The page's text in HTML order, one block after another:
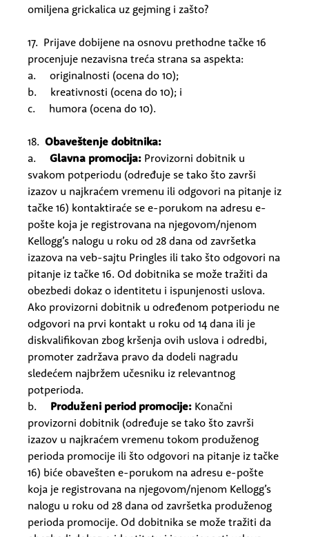
omiljena grickalica uz gejming i zašto?
17. Prijave dobijene na osnovu prethodne tačke 16
procenjuje nezavisna treća strana sa aspekta:
a. originalnosti (ocena do 10);
b. kreativnosti (ocena do 10); i
c. humora (ocena do 10).
18. Obaveštenje dobitnika:
a. Glavna promocija: Provizorni dobitnik u
svakom potperiodu (određuje se tako što završi
izazov u najkraćem vremenu ili odgovori na pitanje iz
tačke 16) kontaktiraće se e-porukom na adresu e-
pošte koja je registrovana na njegovom/njenom
Kellogg’s nalogu u roku od 28 dana od završetka
izazova na veb-sajtu Pringles ili tako što odgovori na
pitanje iz tačke 16. Od dobitnika se može tražiti da
obezbedi dokaz o identitetu i ispunjenosti uslova.
Ako provizorni dobitnik u određenom potperiodu ne
odgovori na prvi kontakt u roku od 14 dana ili je
diskvalifikovan zbog kršenja ovih uslova i odredbi,
promoter zadržava pravo da dodeli nagradu
sledećem najbržem učesniku iz relevantnog
potperioda.
b. Produženi period promocije: Konačni
provizorni dobitnik (određuje se tako što završi
izazov u najkraćem vremenu tokom produženog
perioda promocije ili što odgovori na pitanje iz tačke
16) biće obavešten e-porukom na adresu e-pošte
koja je registrovana na njegovom/njenom Kellogg’s
nalogu u roku od 28 dana od završetka produženog
perioda promocije. Od dobitnika se može tražiti da